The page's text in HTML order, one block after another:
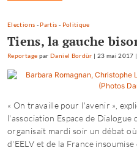
Elections - Partis - Politique
Tiens, la gauche
Reportage parDaniel Bordür | 23 mai 2017 |
« On travaille pour l'avenir »,
l'association Espace de Dialogue
organisait mardi soir un débat
d'EELV et de la France